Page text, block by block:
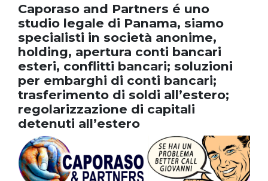
Caporaso and Partners é uno
studio legale di Panama, siamo
specialisti in società anonime,
holding, apertura conti bancari
esteri, conflitti bancari; soluzioni
per embarghi di conti bancari;
trasferimento di soldi all’estero;
regolarizzazione di capitali
detenuti all’estero